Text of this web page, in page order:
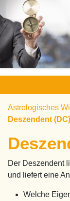
Astrologisches
Deszendent (DC)
Der Deszendent
und liefert eine
Welche